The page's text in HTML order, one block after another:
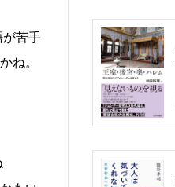
が苦手
ね。